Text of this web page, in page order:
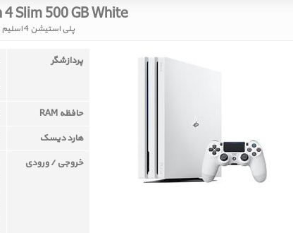
Slim 500 GB White
پلی استیشن 4 اسلیم 500 گیگابایت سفید
پردازشگر
حافظه RAM
هارد دیسک
خروجی / ورودی